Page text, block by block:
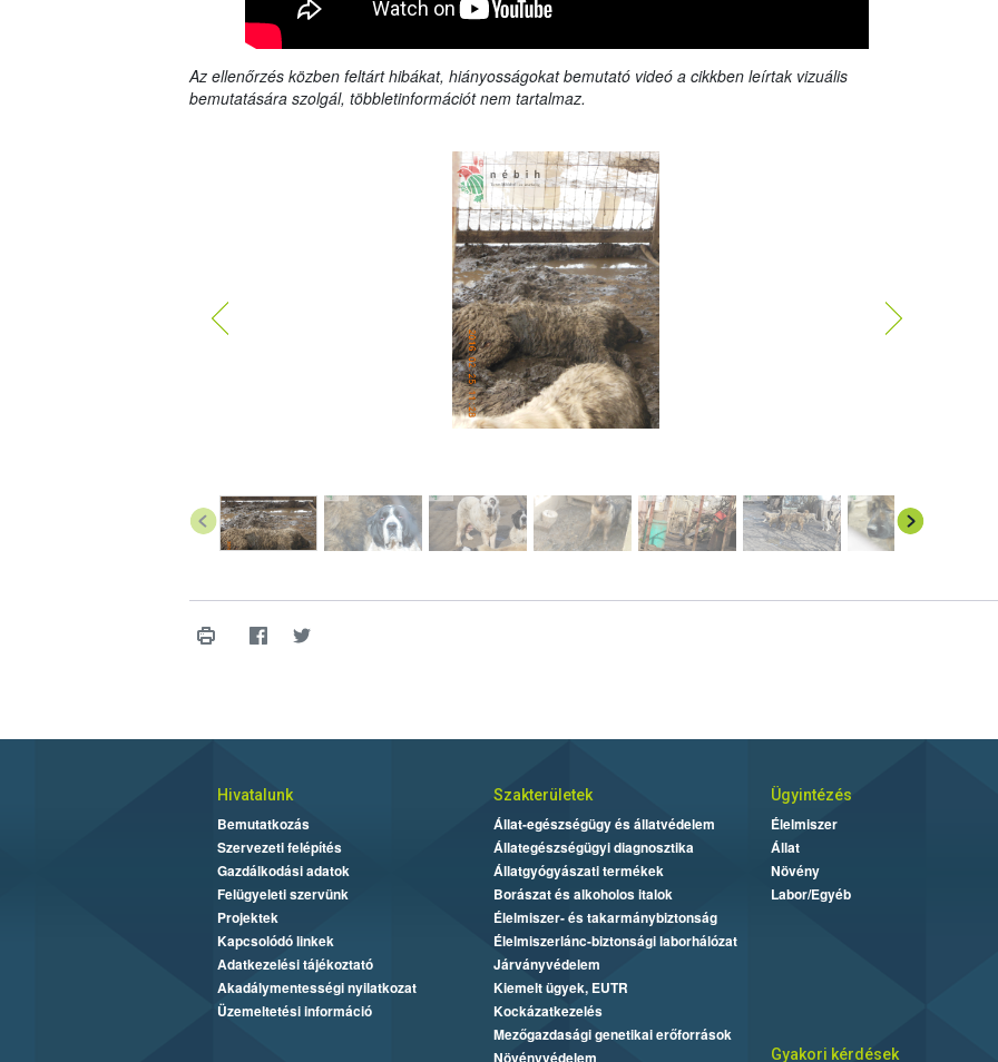
Az ellenőrzés közben feltárt hibákat, hiányosságokat bemutató videó a cikkben leírtak vizuális
bemutatására szolgál, többletinformációt nem tartalmaz.
Hivatalunk
Bemutatkozás
Szervezeti felépítés
Gazdálkodási adatok
Felügyeleti szervünk
Projektek
Kapcsolódó linkek
Adatkezelési tájékoztató
Akadálymentességi nyilatkozat
Üzemeltetési információ
Szakterületek
Állat-egészségügy és állatvédelem
Állategészségügyi diagnosztika
Állatgyógyászati termékek
Borászat és alkoholos italok
Élelmiszer- és takarmánybiztonság
Élelmiszerlánc-biztonsági laborhálózat
Járványvédelem
Kiemelt ügyek, EUTR
Kockázatkezelés
Mezőgazdasági genetikai erőforrások
Növényvédelem
Ügyintézés
Élelmiszer
Állat
Növény
Labor/Egyéb
Gyakori kérdések